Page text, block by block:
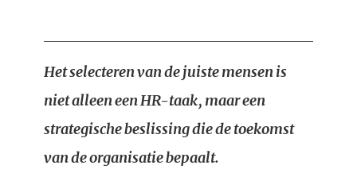
Het selecteren van de juiste mensen is
niet alleen een HR-taak, maar een
strategische beslissing die de toekomst
van de organisatie bepaalt.